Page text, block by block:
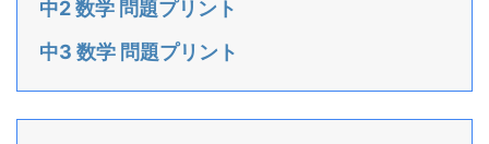
中2 数学 問題プリント
中3 数学 問題プリント